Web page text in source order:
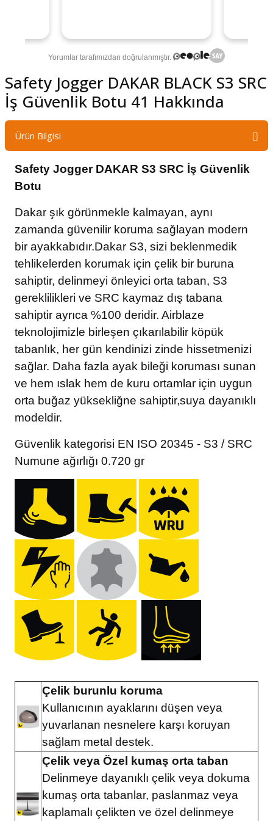
Safety Jogger DAKAR BLACK S3 SRC
İş Güvenlik Botu 41 Hakkında
Ürün Bilgisi
Safety Jogger DAKAR S3 SRC İş Güvenlik
Botu
Dakar şık görünmekle kalmayan, aynı
zamanda güvenilir koruma sağlayan modern
bir ayakkabıdır.Dakar S3, sizi beklenmedik
tehlikelerden korumak için çelik bir buruna
sahiptir, delinmeyi önleyici orta taban, S3
gereklilikleri ve SRC kaymaz dış tabana
sahiptir ayrıca %100 deridir. Airblaze
teknolojimizle birleşen çıkarılabilir köpük
tabanlık, her gün kendinizi zinde hissetmenizi
sağlar. Daha fazla ayak bileği koruması sunan
ve hem ıslak hem de kuru ortamlar için uygun
orta buğaz yüksekliğne sahiptir,suya dayanıklı
modeldir.
Güvenlik kategorisi EN ISO 20345 - S3 / SRC
Numune ağırlığı 0.720 gr
Çelik burunlu koruma
Kullanıcının ayaklarını düşen veya
yuvarlanan nesnelere karşı koruyan
sağlam metal destek.
Çelik veya Özel kumaş orta taban
Delinmeye dayanıklı çelik veya dokuma
kumaş orta tabanlar, paslanmaz veya
kaplamalı çelikten ve özel delinmeye